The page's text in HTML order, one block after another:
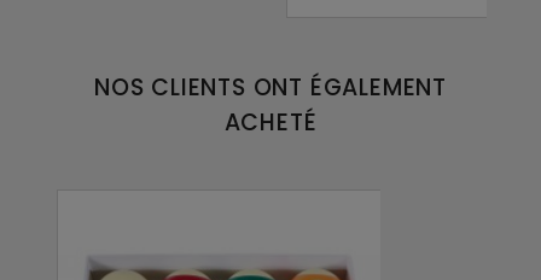
NOS CLIENTS ONT ÉGALEMENT
ACHETÉ